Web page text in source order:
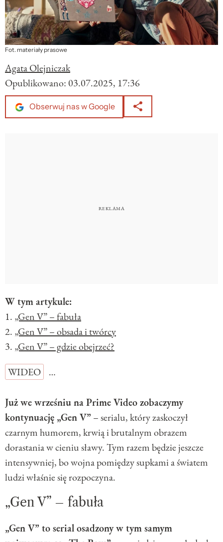
Fot. materiały prasowe
Agata Olejniczak
Opublikowano: 03.07.2025, 17:36
Obserwuj nas w Google
W tym artykule:
1. „Gen V” – fabuła
2. „Gen V” – obsada i twórcy
3. „Gen V” – gdzie obejrzeć?
WIDEO
…
Już we wrześniu na Prime Video zobaczymy
kontynuację „Gen V” – serialu, który zaskoczył
czarnym humorem, krwią i brutalnym obrazem
dorastania w cieniu sławy. Tym razem będzie jeszcze
intensywniej, bo wojna pomiędzy supkami a światem
ludzi właśnie się rozpoczyna.
„Gen V” – fabuła
„Gen V” to serial osadzony w tym samym